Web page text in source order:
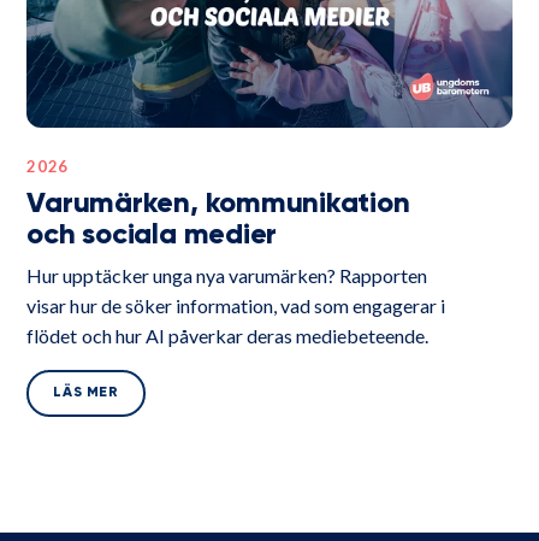
2026
Varumärken, kommunikation
och sociala medier
Hur upptäcker unga nya varumärken? Rapporten
visar hur de söker information, vad som engagerar i
flödet och hur AI påverkar deras mediebeteende.
LÄS MER